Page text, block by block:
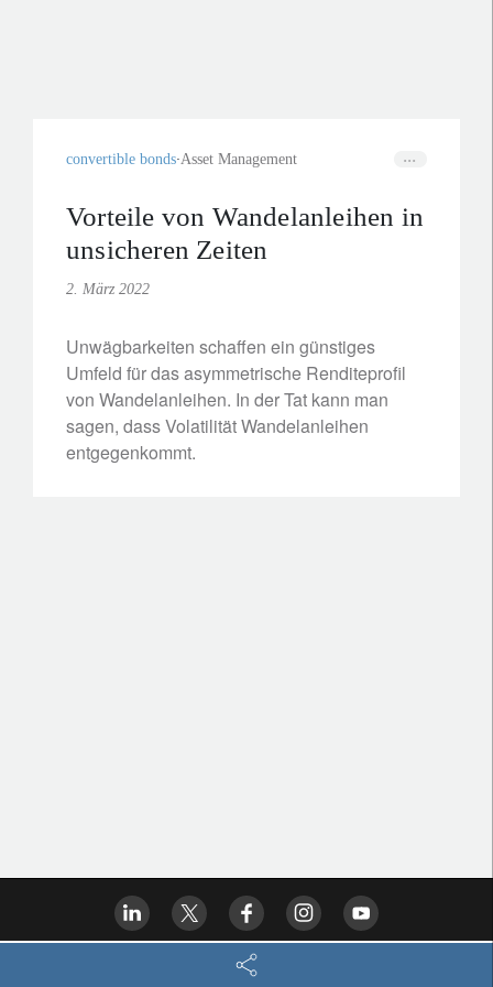
convertible bonds Asset Management
Vorteile von Wandelanleihen in
unsicheren Zeiten
2. März 2022
Unwägbarkeiten schaffen ein günstiges
Umfeld für das asymmetrische Renditeprofil
von Wandelanleihen. In der Tat kann man
sagen, dass Volatilität Wandelanleihen
entgegenkommt.